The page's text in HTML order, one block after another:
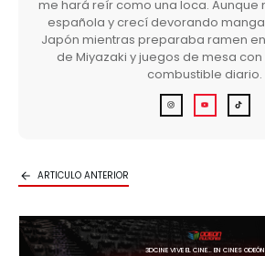
me hará reír como una loca. Aunque
española y crecí devorando
Japón mientras preparaba ramen
de Miyazaki y juegos de mesa
combustible diario.
ARTICULO ANTERIOR
3DCINE VIVE EL CINE… EN CINES ODEÓN